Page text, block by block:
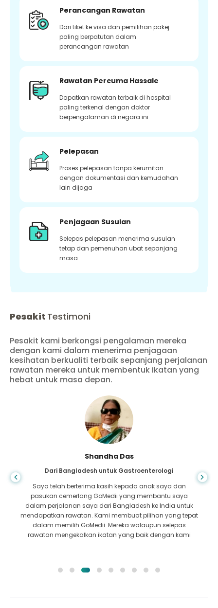
Perancangan Rawatan
Dari tiket ke visa dan pemilihan pakej
paling berpatutan dalam
perancangan rawatan
Rawatan Percuma Hassale
Dapatkan rawatan terbaik di hospital
paling terkenal dengan doktor
berpengalaman di negara ini
Pelepasan
Proses pelepasan tanpa kerumitan
dengan dokumentasi dan kemudahan
lain dijaga
Penjagaan Susulan
Selepas pelepasan menerima susulan
tetap dan pemenuhan ubat sepanjang
masa
Pesakit Testimoni
Pesakit kami berkongsi pengalaman mereka
dengan kami dalam menerima penjagaan
kesihatan berkualiti terbaik sepanjang perjalanan
rawatan mereka untuk membentuk ikatan yang
hebat untuk masa depan.
Shandha Das
Dari Bangladesh untuk Gastroenterologi
Saya telah berterima kasih kepada anak saya dan
pasukan cemerlang GoMedii yang membantu saya
dalam perjalanan saya dari Bangladesh ke India untuk
mendapatkan rawatan. Kami membuat pilihan yang tepat
dalam memilih GoMedii. Mereka walaupun selepas
rawatan mengekalkan ikatan yang baik dengan kami